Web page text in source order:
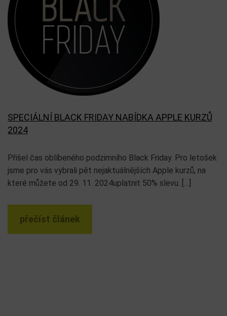
SPECIÁLNÍ BLACK FRIDAY NABÍDKA APPLE KURZŮ
2024
Přišel čas oblíbeného podzimního Black Friday. Pro letošek
jsme pro vás vybrali pět nejaktuálnějších Apple kurzů, na
které můžete od 29. 11. 2024uplatnit 50% slevu. […]
přečíst článek